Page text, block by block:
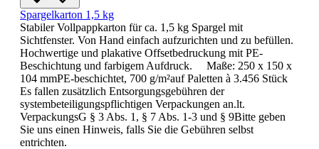
Spargelkarton 1,5 kg
Stabiler Vollpappkarton für ca. 1,5 kg Spargel mit
Sichtfenster. Von Hand einfach aufzurichten und zu befüllen.
Hochwertige und plakative Offsetbedruckung mit PE-
Beschichtung und farbigem Aufdruck. Maße: 250 x 150 x
104 mmPE-beschichtet, 700 g/m²auf Paletten à 3.456 Stück
Es fallen zusätzlich Entsorgungsgebühren der
systembeteiligungspflichtigen Verpackungen an.lt.
VerpackungsG § 3 Abs. 1, § 7 Abs. 1-3 und § 9Bitte geben
Sie uns einen Hinweis, falls Sie die Gebühren selbst
entrichten.